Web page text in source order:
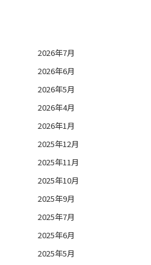
2026年7月
2026年6月
2026年5月
2026年4月
2026年1月
2025年12月
2025年11月
2025年10月
2025年9月
2025年7月
2025年6月
2025年5月